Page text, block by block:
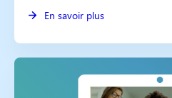
En savoir plus